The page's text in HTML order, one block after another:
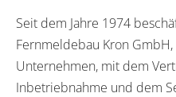
Seit dem Jahre 1974
Fernmeldebau Kron
Unternehmen, mit dem
Inbetriebnahme und dem